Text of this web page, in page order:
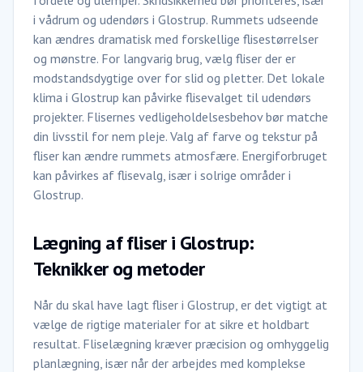
i vådrum og udendørs i Glostrup. Rummets udseende
kan ændres dramatisk med forskellige flisestørrelser
og mønstre. For langvarig brug, vælg fliser der er
modstandsdygtige over for slid og pletter. Det lokale
klima i Glostrup kan påvirke flisevalget til udendørs
projekter. Flisernes vedligeholdelsesbehov bør matche
din livsstil for nem pleje. Valg af farve og tekstur på
fliser kan ændre rummets atmosfære. Energiforbruget
kan påvirkes af flisevalg, især i solrige områder i
Glostrup.
Lægning af fliser i Glostrup:
Teknikker og metoder
Når du skal have lagt fliser i Glostrup, er det vigtigt at
vælge de rigtige materialer for at sikre et holdbart
resultat. Fliselægning kræver præcision og omhyggelig
planlægning, især når der arbejdes med komplekse